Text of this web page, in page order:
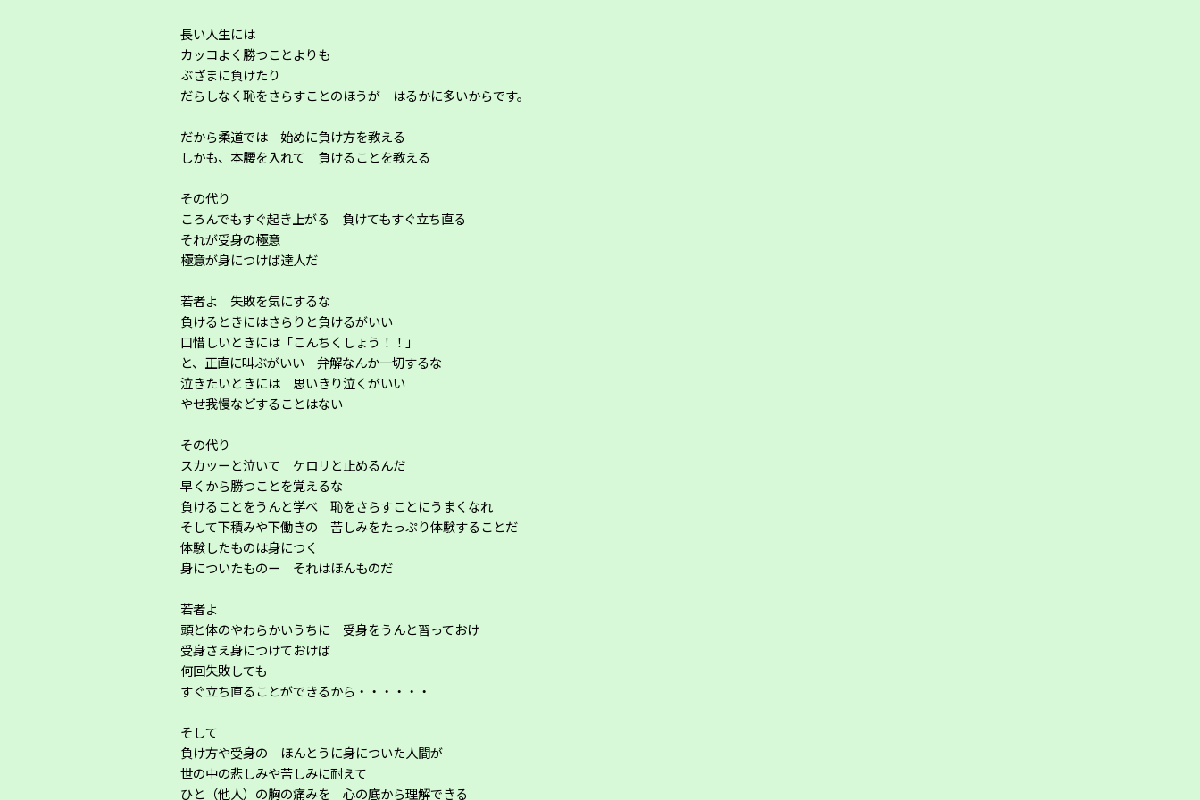
長い人生には
カッコよく勝つことよりも
ぶざまに負けたり
だらしなく恥をさらすことのほうが はるかに多いからです。
だから柔道では 始めに負け方を教える
しかも、本腰を入れて 負けることを教える
その代り
ころんでもすぐ起き上がる 負けてもすぐ立ち直る
それが受身の極意
極意が身につけば達人だ
若者よ 失敗を気にするな
負けるときにはさらりと負けるがいい
口惜しいときには「こんちくしょう！！」
と、正直に叫ぶがいい 弁解なんか一切するな
泣きたいときには 思いきり泣くがいい
やせ我慢などすることはない
その代り
スカッーと泣いて ケロリと止めるんだ
早くから勝つことを覚えるな
負けることをうんと学べ 恥をさらすことにうまくなれ
そして下積みや下働きの 苦しみをたっぷり体験することだ
体験したものは身につく
身についたものー それはほんものだ
若者よ
頭と体のやわらかいうちに 受身をうんと習っておけ
受身さえ身につけておけば
何回失敗しても
すぐ立ち直ることができるから・・・・・・
そして
負け方や受身の ほんとうに身についた人間が
世の中の悲しみや苦しみに耐えて
ひと（他人）の胸の痛みを 心の底から理解できる